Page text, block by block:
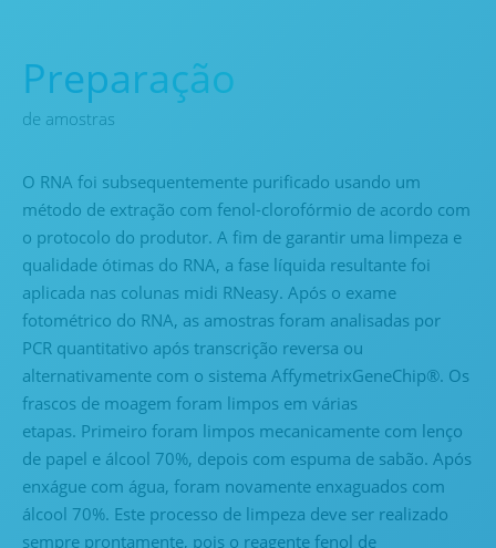
Preparação
de amostras
O RNA foi subsequentemente purificado usando um
método de extração com fenol-clorofórmio de acordo com
o protocolo do produtor. A fim de garantir uma limpeza e
qualidade ótimas do RNA, a fase líquida resultante foi
aplicada nas colunas midi RNeasy. Após o exame
fotométrico do RNA, as amostras foram analisadas por
PCR quantitativo após transcrição reversa ou
alternativamente com o sistema AffymetrixGeneChip®. Os
frascos de moagem foram limpos em várias
etapas. Primeiro foram limpos mecanicamente com lenço
de papel e álcool 70%, depois com espuma de sabão. Após
enxágue com água, foram novamente enxaguados com
álcool 70%. Este processo de limpeza deve ser realizado
sempre prontamente, pois o reagente fenol de